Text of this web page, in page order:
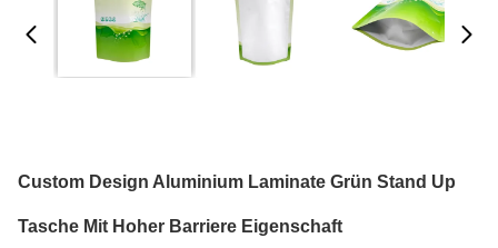
Custom Design Aluminium Laminate Grün Stand Up
Tasche Mit Hoher Barriere Eigenschaft